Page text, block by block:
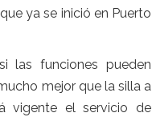
ya se inició en Puerto
las funciones pueden
mejor que la silla a
vigente el servicio de